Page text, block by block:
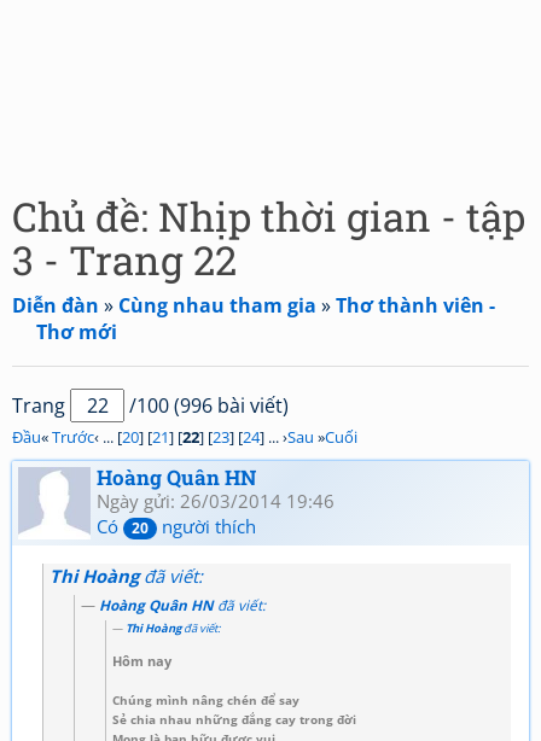
Chủ đề: Nhịp thời gian - tập
3 - Trang 22
Diễn đàn » Cùng nhau tham gia »Thơ thành viên -
Thơ mới
Trang /100 (996 bài viết)
Đầu«Trước‹ ... [20] [21] [22] [23] [24] ... ›Sau »Cuối
Hoàng Quân HN
Ngày gửi: 26/03/2014 19:46
Có
20 người thích
Thi Hoàngđã viết:
Hoàng Quân HNđã viết:
Thi Hoàngđã viết:
Hôm nay
Chúng mình nâng chén để say
Sẻ chia nhau những đắng cay trong đời